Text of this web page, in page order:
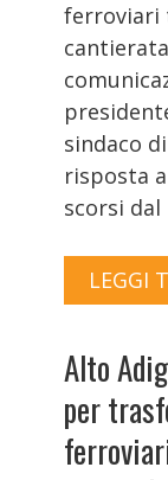
ferroviari
sindaco
risposta
scorsi
LEGGI
Alto
per